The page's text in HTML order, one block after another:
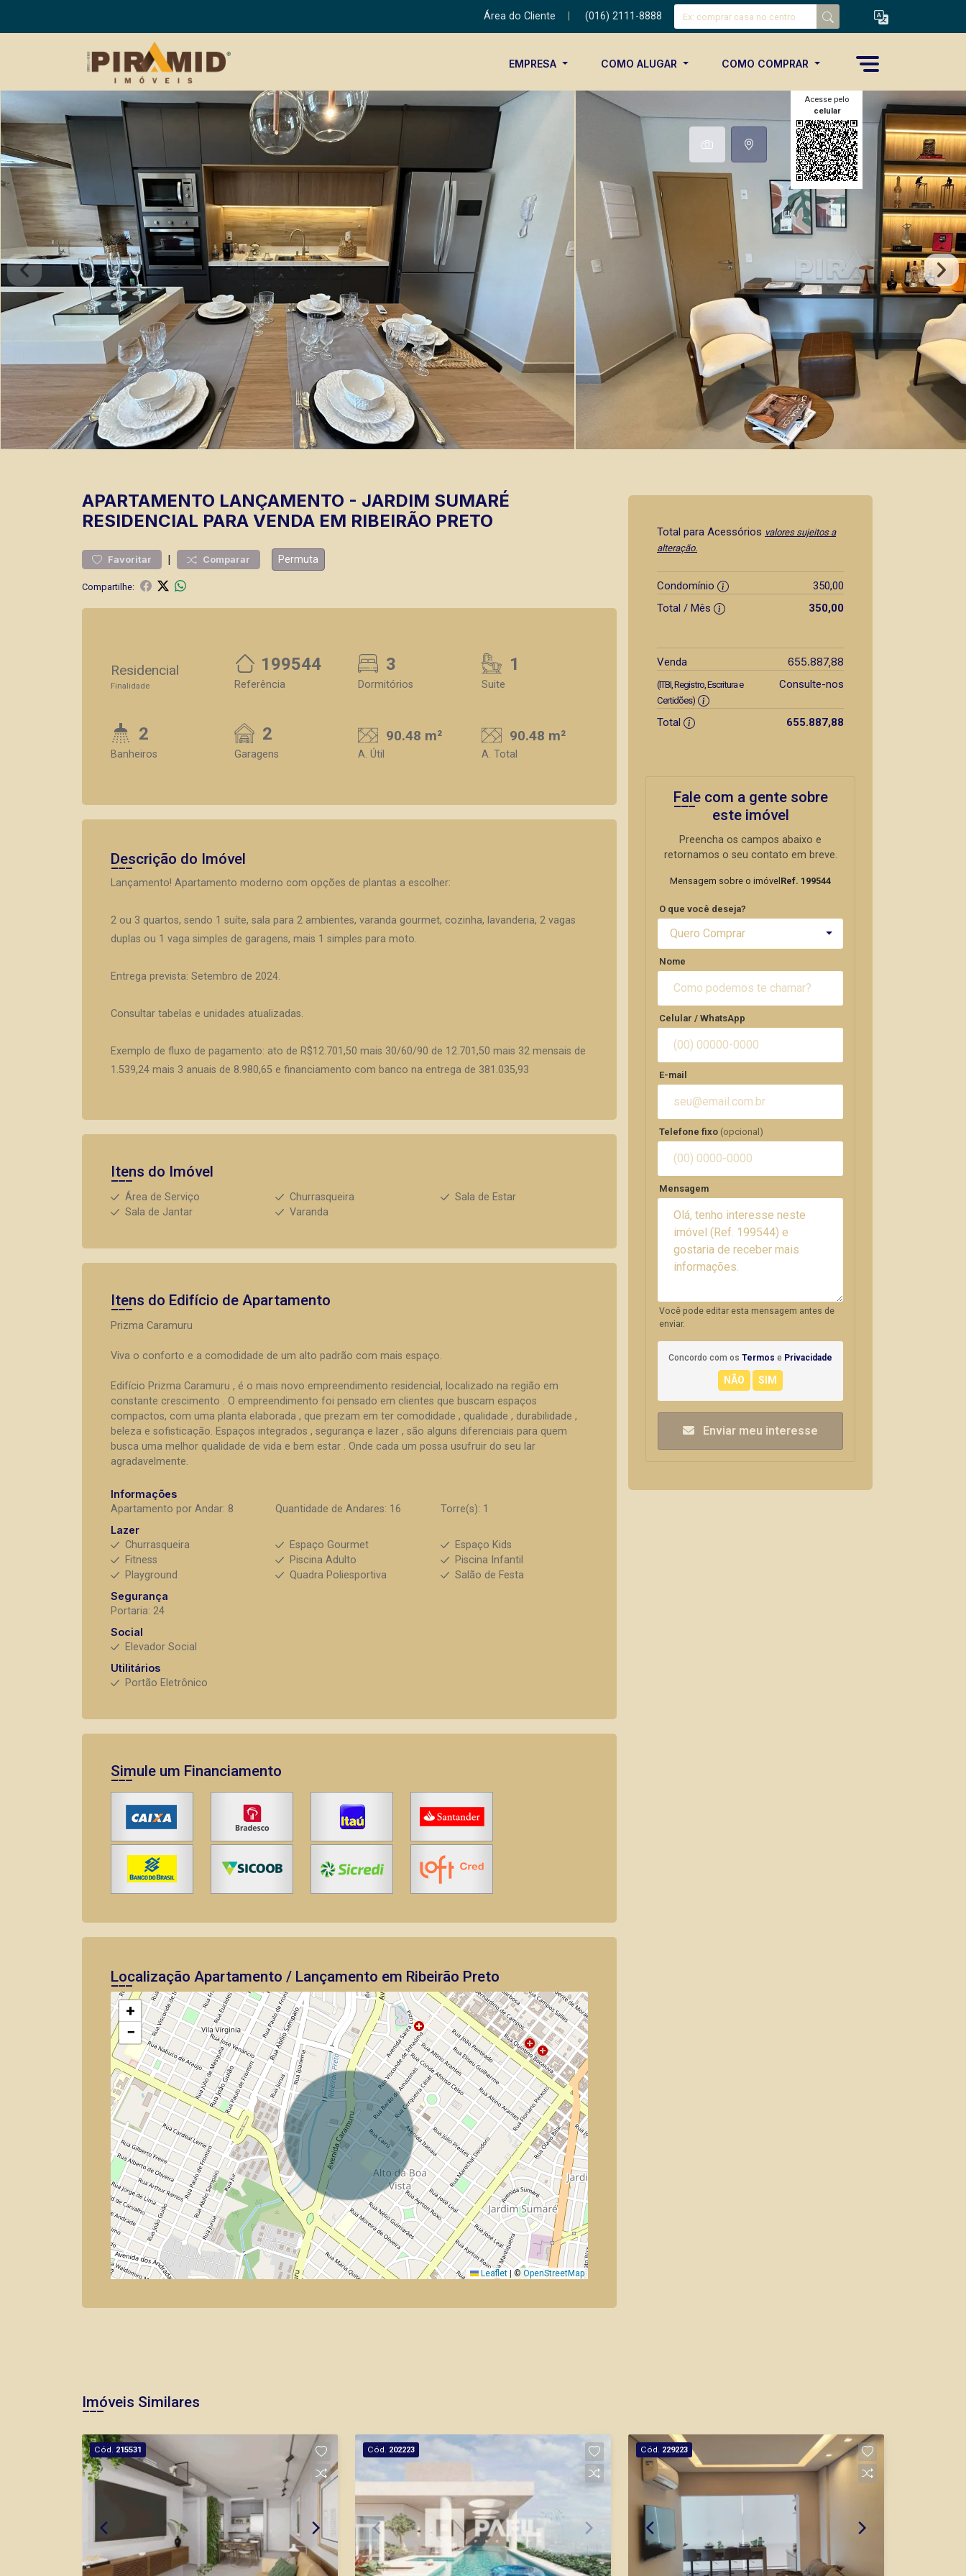
Área do Cliente (016) 2111-8888
EMPRESA COMO ALUGAR COMO COMPRAR
Acesse pelo
celular
APARTAMENTO LANÇAMENTO - JARDIM SUMARÉ
RESIDENCIAL PARA VENDA EM RIBEIRÃO PRETO
Favoritar | Comparar Permuta
Compartilhe:
Residencial
Finalidade
199544
Referência
3
Dormitórios
1
Suite
2
Banheiros
2
Garagens
90.48 m²
A. Útil
90.48 m²
A. Total
Descrição do Imóvel
Lançamento! Apartamento moderno com opções de plantas a escolher:
2 ou 3 quartos, sendo 1 suíte, sala para 2 ambientes, varanda gourmet, cozinha, lavanderia, 2 vagas
duplas ou 1 vaga simples de garagens, mais 1 simples para moto.
Entrega prevista: Setembro de 2024.
Consultar tabelas e unidades atualizadas.
Exemplo de fluxo de pagamento: ato de R$12.701,50 mais 30/60/90 de 12.701,50 mais 32 mensais de
1.539,24 mais 3 anuais de 8.980,65 e financiamento com banco na entrega de 381.035,93
Itens do Imóvel
Área de Serviço Churrasqueira
Sala de Estar
Sala de Jantar
Varanda
Itens do Edifício de Apartamento
Prizma Caramuru
Viva o conforto e a comodidade de um alto padrão com mais espaço.
Edifício Prizma Caramuru , é o mais novo empreendimento residencial, localizado na região em
constante crescimento . O empreendimento foi pensado em clientes que buscam espaços
compactos, com uma planta elaborada , que prezam em ter comodidade , qualidade , durabilidade ,
beleza e sofisticação. Espaços integrados , segurança e lazer , são alguns diferenciais para quem
busca uma melhor qualidade de vida e bem estar . Onde cada um possa usufruir do seu lar
agradavelmente.
Informações
Apartamento por Andar: 8
Quantidade de Andares: 16
Torre(s): 1
Lazer
Churrasqueira
Espaço Gourmet
Espaço Kids
Fitness
Piscina Adulto
Piscina Infantil
Playground
Quadra Poliesportiva
Salão de Festa
Segurança
Portaria: 24
Social
Elevador Social
Utilitários
Portão Eletrônico
Simule um Financiamento
Localização Apartamento / Lançamento em Ribeirão Preto
+
−
Leaflet © OpenStreetMap
Total para Acessórios valores sujeitos a
alteração.
Condomínio
350,00
Total / Mês
350,00
Venda 655.887,88
(ITBI, Registro, Escritura e
Certidões)
Consulte-nos
Total 655.887,88
Fale com a gente sobre
este imóvel
Preencha os campos abaixo e
retornamos o seu contato em breve.
Mensagem sobre o imóvel Ref. 199544
O que você deseja?
Quero Comprar
Nome
Celular / WhatsApp
E-mail
Telefone fixo (opcional)
Mensagem
Você pode editar esta mensagem antes de
enviar.
Concordo com os Termos e Privacidade
Enviar meu interesse
Imóveis Similares
Cód. 215531 Cód. 202223 Cód. 229223